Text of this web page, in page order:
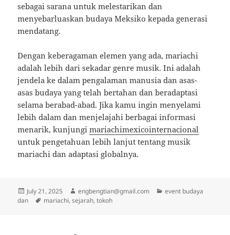
sebagai sarana untuk melestarikan dan
menyebarluaskan budaya Meksiko kepada generasi
mendatang.
Dengan keberagaman elemen yang ada, mariachi
adalah lebih dari sekadar genre musik. Ini adalah
jendela ke dalam pengalaman manusia dan asas-
asas budaya yang telah bertahan dan beradaptasi
selama berabad-abad. Jika kamu ingin menyelami
lebih dalam dan menjelajahi berbagai informasi
menarik, kunjungimariachimexicointernacional
untuk pengetahuan lebih lanjut tentang musik
mariachi dan adaptasi globalnya.
Posted
on
July 21, 2025 Author
engbengtian@gmail.com Categories
event budaya
dan
Tags
mariachi,sejarah,tokoh